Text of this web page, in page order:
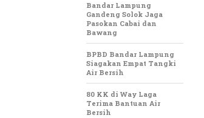
Bandar Lampung
Gandeng Solok Jaga
Pasokan Cabai dan
Bawang
BPBD Bandar Lampung
Siagakan Empat Tangki
Air Bersih
80 KK di Way Laga
Terima Bantuan Air
Bersih